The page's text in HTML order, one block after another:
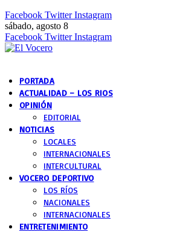
Facebook Twitter Instagram
sábado, agosto 8
Facebook Twitter Instagram
PORTADA
ACTUALIDAD – LOS RIOS
OPINIÓN
EDITORIAL
NOTICIAS
LOCALES
INTERNACIONALES
INTERCULTURAL
VOCERO DEPORTIVO
LOS RÍOS
NACIONALES
INTERNACIONALES
ENTRETENIMIENTO